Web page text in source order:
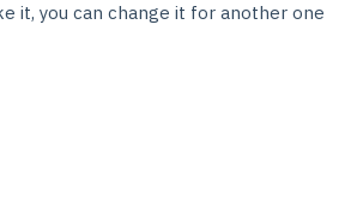
it, you can change it for another one